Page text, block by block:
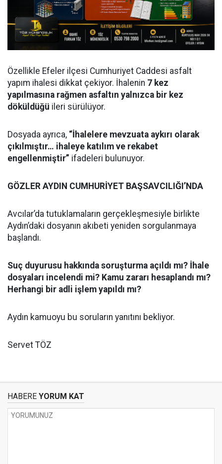
Özellikle Efeler ilçesi Cumhuriyet Caddesi asfalt
yapım ihalesi dikkat çekiyor. İhalenin 7 kez
yapılmasına rağmen asfaltın yalnızca bir kez
döküldüğü ileri sürülüyor.
Dosyada ayrıca, “İhalelere mevzuata aykırı olarak
çıkılmıştır… ihaleye katılım ve rekabet
engellenmiştir” ifadeleri bulunuyor.
GÖZLER AYDIN CUMHURİYET BAŞSAVCILIĞI’NDA
Avcılar’da tutuklamaların gerçekleşmesiyle birlikte
Aydın’daki dosyanın akıbeti yeniden sorgulanmaya
başlandı.
Suç duyurusu hakkında soruşturma açıldı mı? İhale
dosyaları incelendi mi? Kamu zararı hesaplandı mı?
Herhangi bir adli işlem yapıldı mı?
Aydın kamuoyu bu soruların yanıtını bekliyor.
Servet TÖZ
HABERE YORUM KAT